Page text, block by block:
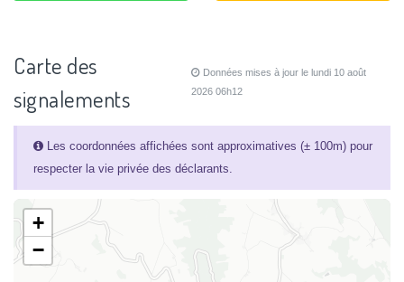
Carte des
signalements
Données mises à jour le lundi 10 août
2026 06h12
Les coordonnées affichées sont approximatives (± 100m) pour
respecter la vie privée des déclarants.
+
−